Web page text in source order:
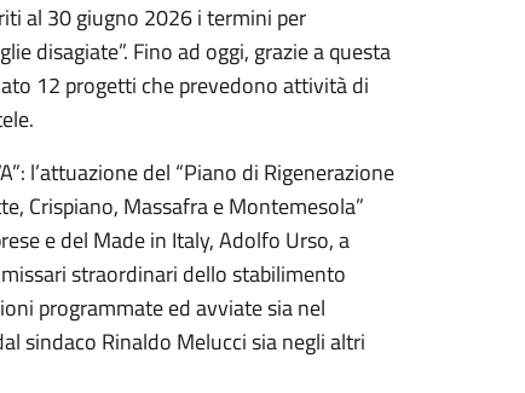
al 30 giugno 2026 i termini per
disagiate”. Fino ad oggi, grazie a questa
12 progetti che prevedono attività di
l’attuazione del “Piano di Rigenerazione
Crispiano, Massafra e Montemesola”
e del Made in Italy, Adolfo Urso, a
straordinari dello stabilimento
programmate ed avviate sia nel
sindaco Rinaldo Melucci sia negli altri